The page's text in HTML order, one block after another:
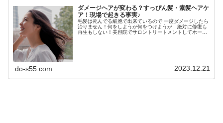
ダメージヘアが変わる？すっぴん髪・素髪ヘアケ
ア！現場で起きる事実♪
毛髪は死んでる細胞で出来ているので 一度ダメージしたら
治りません！何をしようが何をつけようが 絶対に修復も
再生もしない！美容院でサロントリートメントしてホーム
do-s55.com 2023.12.21